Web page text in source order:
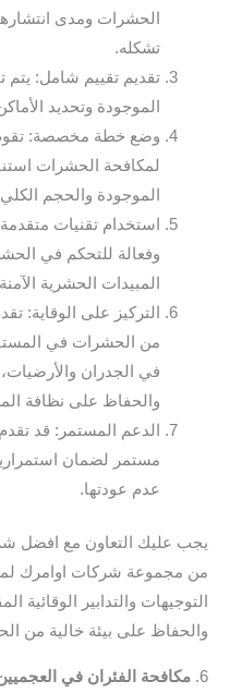
الحشرات ومدى
تشكله.
تقديم تقييم شامل:
الموجودة وتحديد
وضع خطة مخصصة:
لمكافحة الحشرات
الموجودة والحجم
استخدام تقنيات
وفعالة للتحكم في
المبيدات الحشرية
التركيز على الوقاية:
من الحشرات في
في الجدران
والحفاظ على نظافة
الدعم المستمر: قد
مستمر لضمان
عدم عودتها.
يجب عليك التعاون مع افضل
من مجموعة شركات اوامرك
التوجيهات والتدابير
والحفاظ على بيئة خالية من
6. مكافحة الفئران في